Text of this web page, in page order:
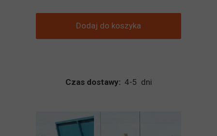
Dodaj do koszyka
Czas dostawy: 4-5 dni